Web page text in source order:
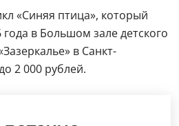
«Синяя птица», который
в Большом зале детского
в Санкт-
2 000 рублей.